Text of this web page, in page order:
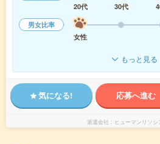
20代
30代
男女比率
女性
もっと見る
気になる! 応募へ進む
派遣会社 ヒューマンリソシ